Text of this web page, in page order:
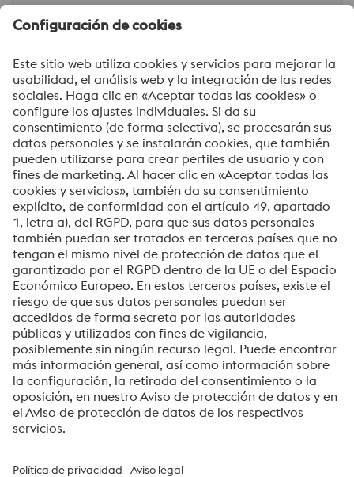
Móvil
En la calle
Código postal
Su mensaje*
Sí, me gustaría recibir ocasionalmente información,
invitaciones y otras comunicaciones relevantes.
Enviar
Verificación Anti-Robot
Haga clic para iniciar la verificación
Friendly Captcha ⇗